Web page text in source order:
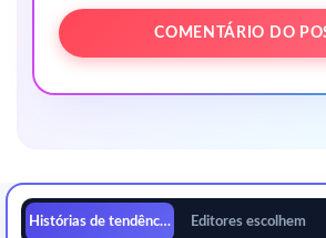
Histórias de tendências Editores escolhem